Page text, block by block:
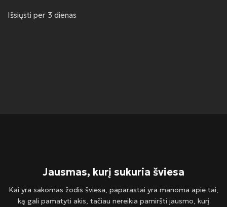
Išsiųsti per 3 dienas
Jausmas, kurį sukuria šviesa
Kai yra sakomas žodis šviesa, paparastai yra manoma apie tai,
ką gali pamatyti akis, tačiau nereikia pamiršti jausmo, kurį